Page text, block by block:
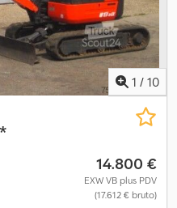
1 / 10
14.800 €
EXW VB plus PDV
(17.612 € bruto)